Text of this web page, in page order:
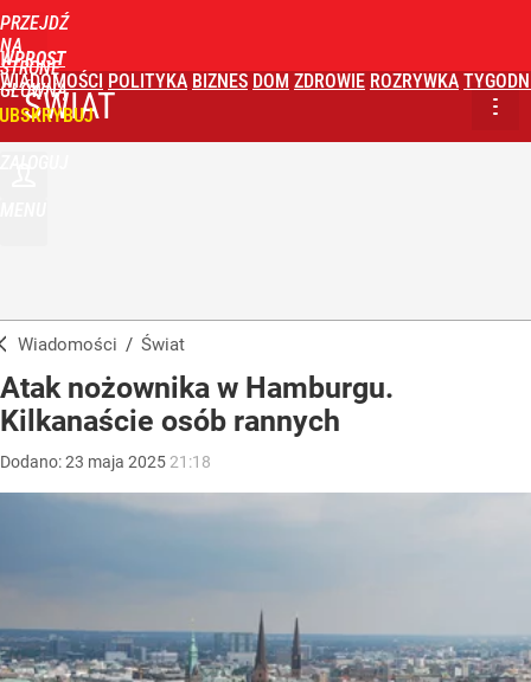
PRZEJDŹ
NA
STRONĘ
GŁÓWNĄ
WPROST
WIADOMOŚCI POLITYKA BIZNES DOM ZDROWIE ROZRYWKA
ŚWIAT
Wiadomości / Świat
Atak nożownika w Hamburgu.
Kilkanaście osób rannych
Dodano:23 maja 2025 21:18